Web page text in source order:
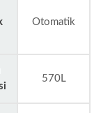
Otomatik
570L